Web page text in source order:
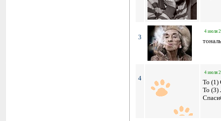
3
4 июля
4
4 июля
To (1)
To